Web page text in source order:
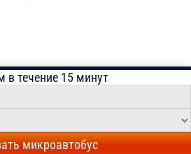
в течение 15 минут
микроавтобус